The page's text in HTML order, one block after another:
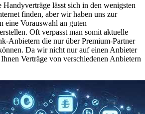
lässt sich in den wenigsten
finden, aber wir haben uns zur
eine Vorauswahl an guten
Oft verpasst man somit aktuelle
Anbietern die nur über Premium-Partner
Da wir nicht nur auf einen Anbieter
Verträge von verschiedenen Anbietern